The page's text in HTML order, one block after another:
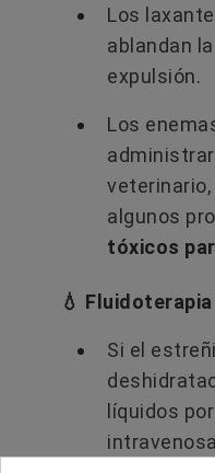
Los
ablandan
expulsión.
Los
veterinario,
algunos
tóxicos
💧
Si el
líquidos